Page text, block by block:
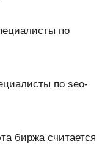
по
по seo-
биржа считается